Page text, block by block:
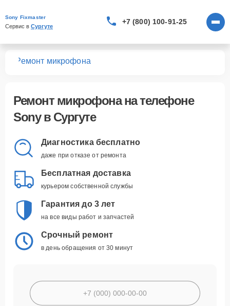
Sony Fixmaster
Сервис в Сургуте
+7 (800) 100-91-25
Ремонт микрофона
Ремонт микрофонана телефоне
Sony в Сургуте
Диагностика бесплатно
даже при отказе от ремонта
Бесплатная доставка
курьером собственной службы
Гарантия до 3 лет
на все виды работ и запчастей
Срочный ремонт
в день обращения от 30 минут